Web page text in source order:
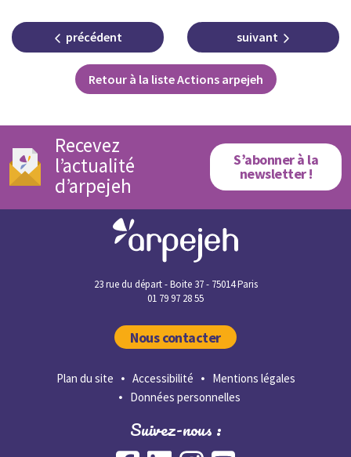
précédent
Retour à la liste Actions arpejeh
suivant
Recevez
l’actualité
d’arpejeh
S’abonner à la
newsletter !
23 rue du départ - Boite 37 - 75014 Paris
01 79 97 28 55
Nous contacter
Plan du site Accessibilité
Mentions légales
Données personnelles
Suivez-nous :